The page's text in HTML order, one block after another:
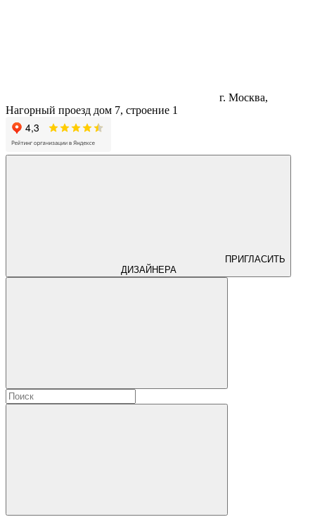
г. Москва,
Нагорный проезд дом 7, строение 1
ПРИГЛАСИТЬ
ДИЗАЙНЕРА